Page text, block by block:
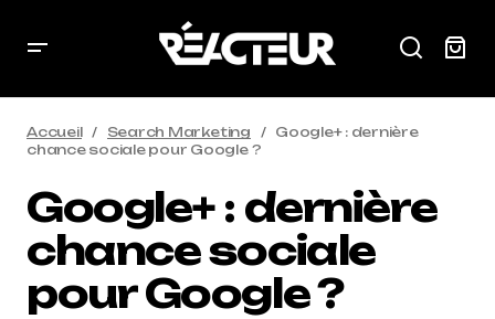
Accueil Search Marketing
Google+ : dernière
chance sociale pour Google ?
Google+ : dernière
chance sociale
pour Google ?